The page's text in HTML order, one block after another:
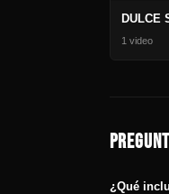
1 video
¿Qué